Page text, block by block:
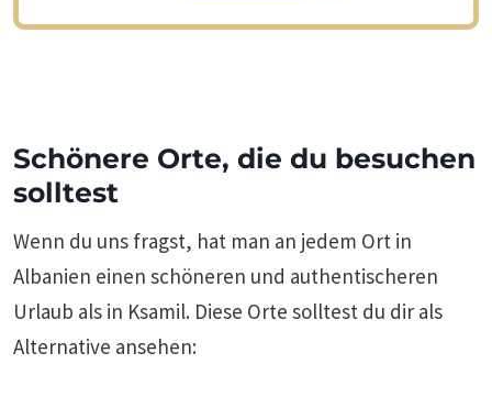
Schönere Orte, die du besuchen
solltest
Wenn du uns fragst, hat man an jedem Ort in
Albanien einen schöneren und authentischeren
Urlaub als in Ksamil. Diese Orte solltest du dir als
Alternative ansehen: